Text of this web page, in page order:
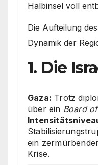
Halbinsel voll
Die Aufteilung
Dynamik der
1. Die
Gaza: Trotz
über ein Board
ein
Krise.